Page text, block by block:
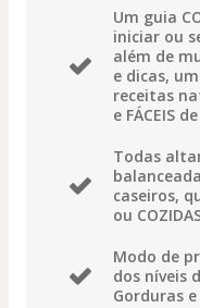
Um guia
iniciar ou
além de
e dicas,
receitas
e FÁCEIS
Todas
caseiros,
ou
Modo de
dos níveis
Gorduras